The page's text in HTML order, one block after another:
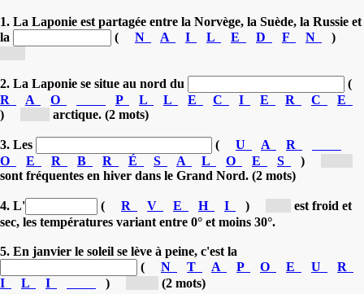
1. La Laponie est partagée entre la Norvège, la Suède, la Russie et
la
( N A I L E D F N
)
2. La Laponie se situe au nord du
(
R
A O P L L E C I E R C
E
)
arctique. (2 mots)
3. Les ( U A
R
O
E R B R É S A L O E S )
sont fréquentes en hiver dans le Grand Nord. (2 mots)
4. L' ( R V E H I )
est froid et
sec, les températures variant entre 0° et moins 30°.
5. En janvier le soleil se lève à peine, c'est la
(
N T A P O E U
R
I
L I ) (2 mots)